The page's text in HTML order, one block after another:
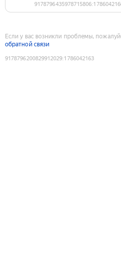
Если у вас возникли проблемы,
обратной связи
9178796200829912029:1786042163